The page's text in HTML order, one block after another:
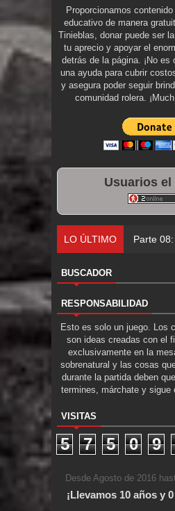
Proporcionamos
educativo de manera
Tinieblas, donar puede ser
tu aprecio y apoyar el
detrás de la página. ¡No es
una ayuda para cubrir
y asegura poder seguir
comunidad rolera.
Usuarios el
LO ÚLTIMO Parte
BUSCADOR
RESPONSABILIDAD
Esto es solo un juego. Los
son ideas creadas con el
exclusivamente en la
sobrenatural y las cosas
durante la partida deben
termines, márchate y sigue
VISITAS
5 7 5 0 9
Desde Agosto de 2016
¡Llevamos 10 años y